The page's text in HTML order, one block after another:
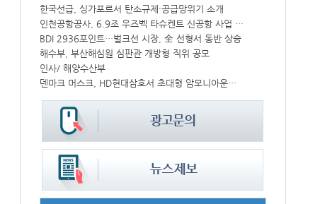
한국선급, 싱가포르서 탄소규제·공급망위기 소개
인천공항공사, 6.9조 우즈벡 타슈켄트 신공항 사업 참여
BDI 2936포인트…벌크선 시장, 全 선형서 동반 상승
해수부, 부산해심원 심판관 개방형 직위 공모
인사/ 해양수산부
덴마크 머스크, HD현대삼호서 초대형 암모니아운반선 인도받아